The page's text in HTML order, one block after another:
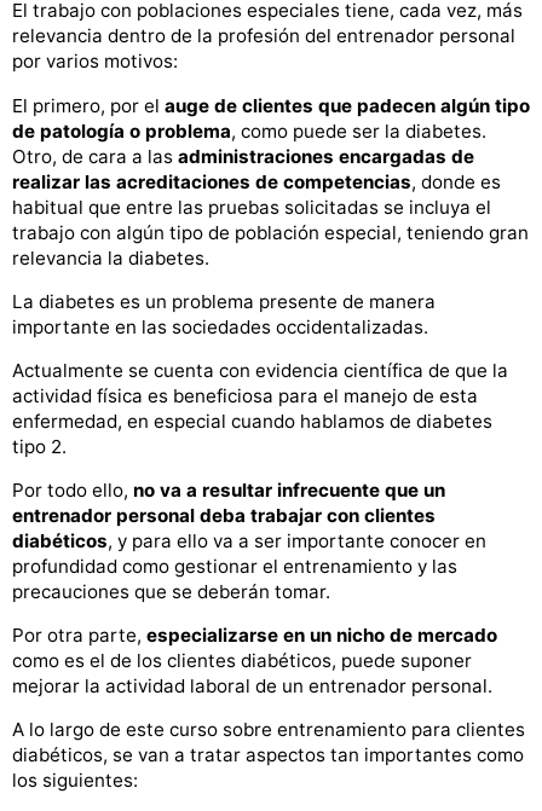
El trabajo con poblaciones especiales tiene, cada vez, más
relevancia dentro de la profesión del entrenador personal
por varios motivos:
El primero, por el auge de clientes que padecen algún tipo
de patología o problema, como puede ser la diabetes.
Otro, de cara a las administraciones encargadas de
realizar las acreditaciones de competencias, donde es
habitual que entre las pruebas solicitadas se incluya el
trabajo con algún tipo de población especial, teniendo gran
relevancia la diabetes.
La diabetes es un problema presente de manera
importante en las sociedades occidentalizadas.
Actualmente se cuenta con evidencia científica de que la
actividad física es beneficiosa para el manejo de esta
enfermedad, en especial cuando hablamos de diabetes
tipo 2.
Por todo ello, no va a resultar infrecuente que un
entrenador personal deba trabajar con clientes
diabéticos, y para ello va a ser importante conocer en
profundidad como gestionar el entrenamiento y las
precauciones que se deberán tomar.
Por otra parte, especializarse en un nicho de mercado
como es el de los clientes diabéticos, puede suponer
mejorar la actividad laboral de un entrenador personal.
A lo largo de este curso sobre entrenamiento para clientes
diabéticos, se van a tratar aspectos tan importantes como
los siguientes: